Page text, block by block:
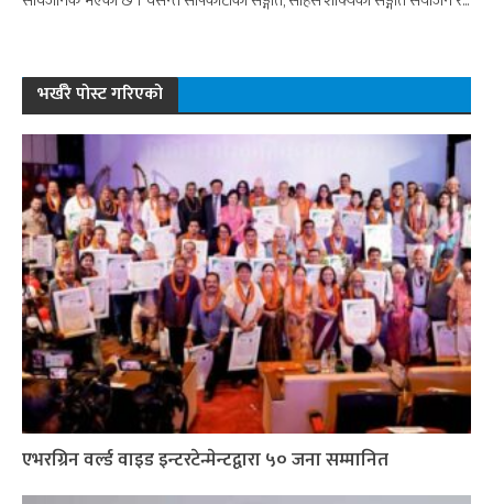
भर्खरै पोस्ट गरिएको
एभरग्रिन वर्ल्ड वाइड इन्टरटेन्मेन्टद्वारा ५० जना सम्मानित